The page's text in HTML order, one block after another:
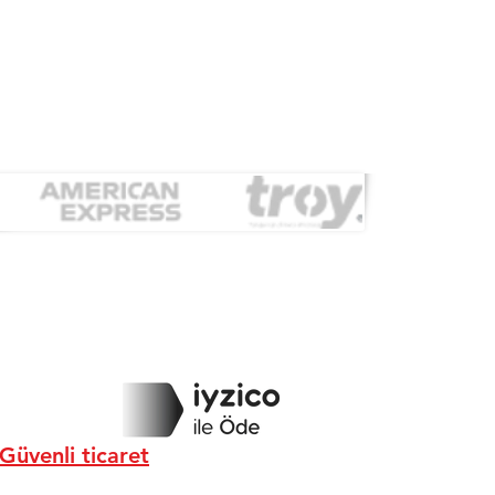
Güvenli ticaret